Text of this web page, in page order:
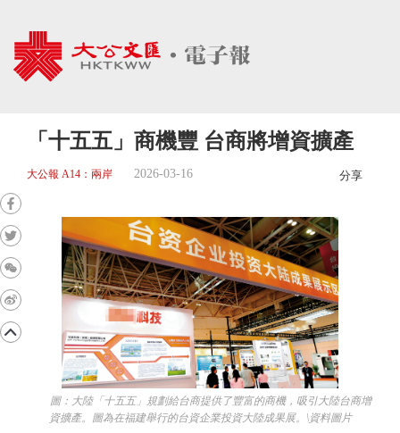
「十五五」商機豐 台商將增資擴產
大公報 A14：兩岸 2026-03-16 分享
圖：大陸「十五五」規劃給台商提供了豐富的商機，吸引大陸台商增
資擴產。圖為在福建舉行的台資企業投資大陸成果展。\資料圖片